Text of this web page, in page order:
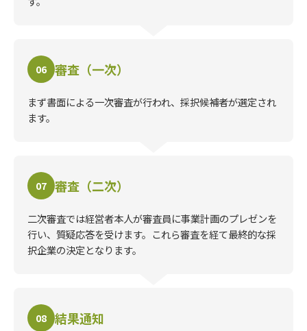
06 審査（一次）
まず書面による一次審査が行われ、採択候補者が選定され
ます。
07 審査（二次）
二次審査では経営者本人が審査員に事業計画のプレゼンを
行い、質疑応答を受けます。これら審査を経て最終的な採
択企業の決定となります。
08 結果通知